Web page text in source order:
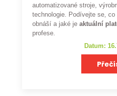
automatizované stroje,
technologie. Podívejte se, co
obnáší a jaké je aktuální
profese.
Datum: